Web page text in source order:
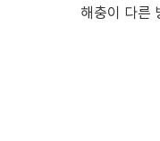
해충이 다른